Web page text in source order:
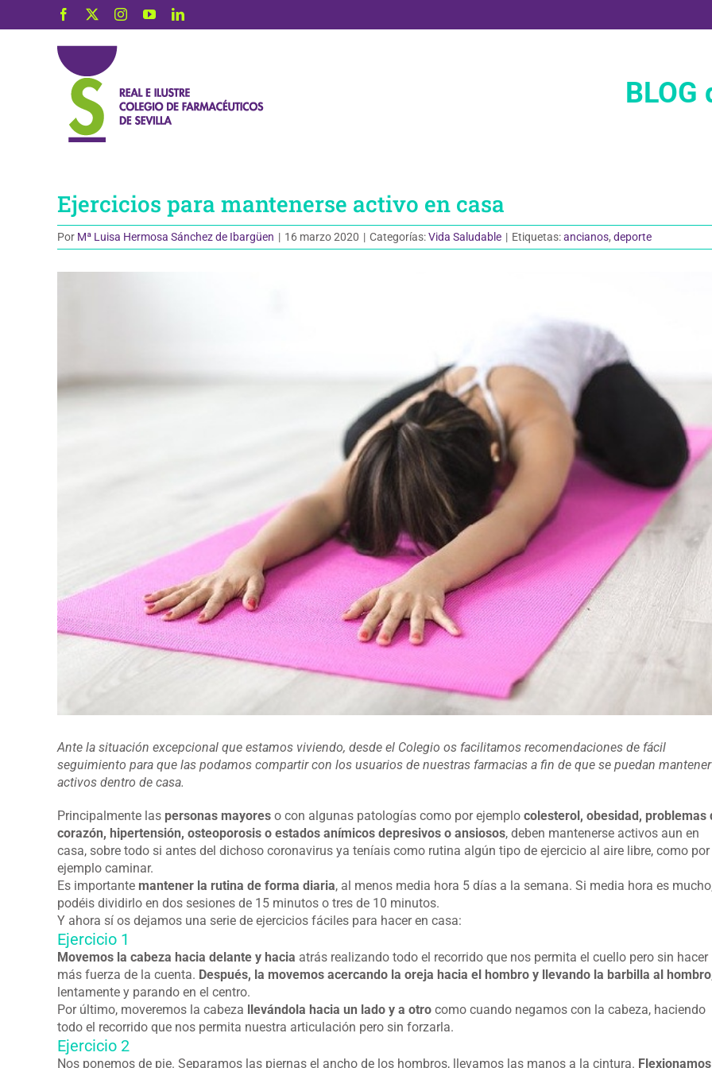
Facebook InstagramYouTubeLinkedIn
BLOG
Ejercicios para mantenerse activo en casa
Por Mª Luisa Hermosa Sánchez de Ibargüen | 16 marzo 2020 | Categorías:Vida Saludable | Etiquetas:ancianos, deporte
Ante la situación excepcional que estamos viviendo, desde el Colegio os facilitamos recomendaciones de fácil
seguimiento para que las podamos compartir con los usuarios de nuestras farmacias a fin de que se puedan mantener
activos dentro de casa.
Principalmente las personas mayores o con algunas patologías como por ejemplo colesterol, obesidad, problemas
corazón, hipertensión, osteoporosis o estados anímicos depresivos o ansiosos, deben mantenerse activos aun en
casa, sobre todo si antes del dichoso coronavirus ya teníais como rutina algún tipo de ejercicio al aire libre, como por
ejemplo caminar.
Es importante mantener la rutina de forma diaria, al menos media hora 5 días a la semana. Si media hora es
podéis dividirlo en dos sesiones de 15 minutos o tres de 10 minutos.
Y ahora sí os dejamos una serie de ejercicios fáciles para hacer en casa:
Ejercicio 1
Movemos la cabeza hacia delante y hacia atrás realizando todo el recorrido que nos permita el cuello pero sin hacer
más fuerza de la cuenta. Después, la movemos acercando la oreja hacia el hombro y llevando la barbilla al hombro
lentamente y parando en el centro.
Por último, moveremos la cabeza llevándola hacia un lado y a otro como cuando negamos con la cabeza, haciendo
todo el recorrido que nos permita nuestra articulación pero sin forzarla.
Ejercicio 2
Nos ponemos de pie. Separamos las piernas el ancho de los hombros, llevamos las manos a la cintura. Flexionamos